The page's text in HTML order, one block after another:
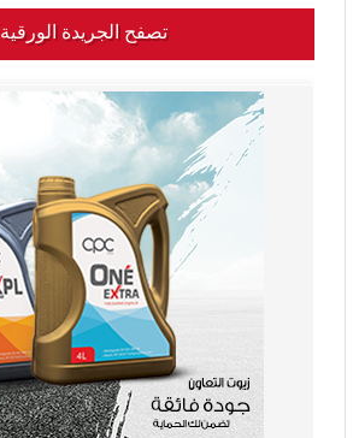
تصفح الجريدة الورقية